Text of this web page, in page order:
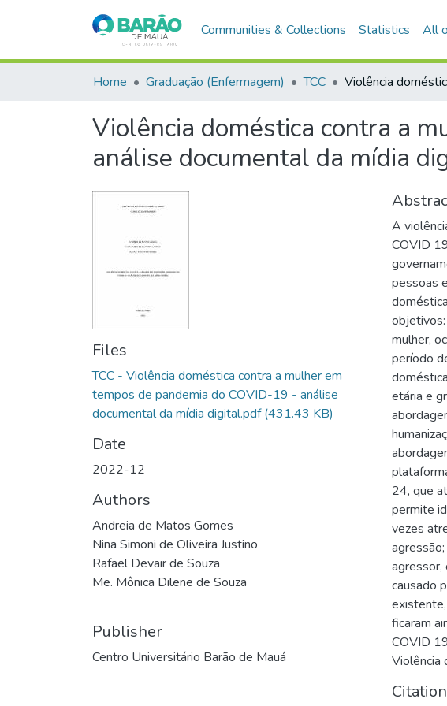
Communities & Collections Statistics All
Home Graduação (Enfermagem) TCC Violência
Violência doméstica contra a
análise documental da mídia
Files
TCC - Violência doméstica contra a mulher em
tempos de pandemia do COVID-19 - análise
documental da mídia digital.pdf (431.43 KB)
Date
2022-12
Authors
Andreia de Matos Gomes
Nina Simoni de Oliveira Justino
Rafael Devair de Souza
Me. Mônica Dilene de Souza
Publisher
Centro Universitário Barão de Mauá
A
COVID
pessoas
mulher,
período
etária e
24, que
permite
vezes
agressor,
causado
ficaram
COVID
Violência
Citation